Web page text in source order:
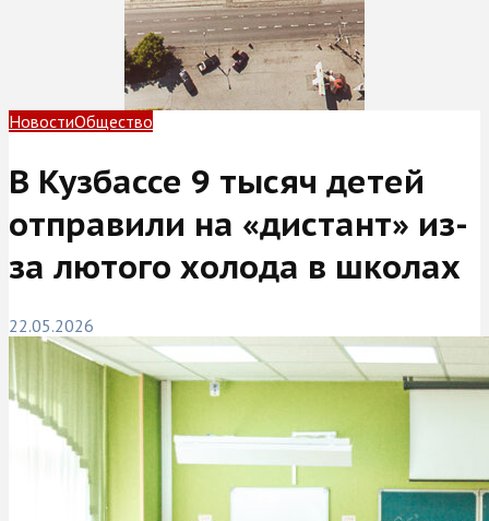
НовостиОбщество
В Кузбассе 9 тысяч детей
отправили на «дистант» из-
за лютого холода в школах
22.05.2026